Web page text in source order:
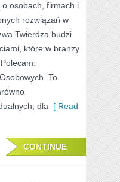
OSOBOWYCH
o osobach, firmach i
rozwiązań w
Twierdza budzi
które w branży
To
dla [ Read
CONTINUE